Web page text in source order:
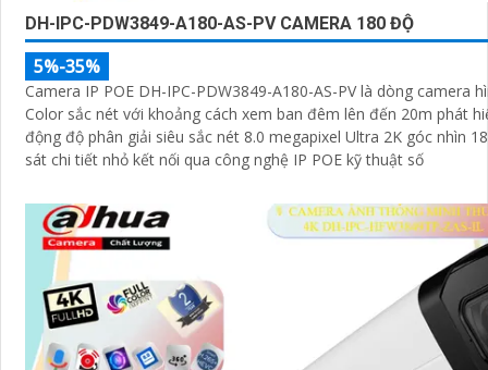
DH-IPC-PDW3849-A180-AS-PV CAMERA 180 ĐỘ
5%-35%
Camera IP POE DH-IPC-PDW3849-A180-AS-PV là dòng camera
Color sắc nét với khoảng cách xem ban đêm lên đến 20m phát
động độ phân giải siêu sắc nét 8.0 megapixel Ultra 2K góc nhìn
sát chi tiết nhỏ kết nối qua công nghệ IP POE kỹ thuật số